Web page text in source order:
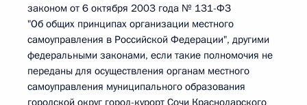
законом от 6 октября 2003 года № 131-ФЗ
"Об общих принципах организации местного
самоуправления в Российской Федерации", другими
федеральными законами, если такие полномочия не
переданы для осуществления органам местного
самоуправления муниципального образования
городской округ город-курорт Сочи Краснодарского